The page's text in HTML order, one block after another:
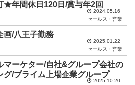
年間休日120日/賞与年2回
2024.05.16
セールス・営業
画/八王子勤務
2025.01.22
セールス・営業
マーケター/自社&グループ会社の
グ/プライム上場企業グループ
2025.10.20